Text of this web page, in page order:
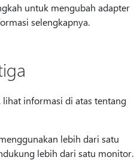
untuk mengubah adapter
selengkapnya.
informasi di atas tentang
lebih dari satu
lebih dari satu monitor.